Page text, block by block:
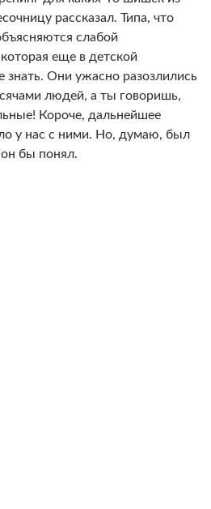
рассказал. Типа, что
слабой
еще в детской
знать. Они ужасно разозлились
людей, а ты говоришь,
Короче, дальнейшее
у нас с ними. Но, думаю, был
бы понял.